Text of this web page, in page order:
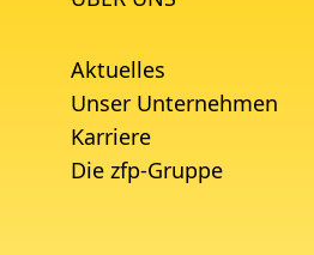
Aktuelles
Unser Unternehmen
Karriere
Die zfp-Gruppe